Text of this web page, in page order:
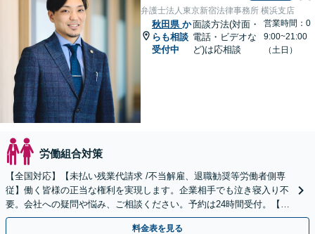
弁護士法人東京新宿法律事務所 横浜支店
秋田県 か
らも相談
受付中
面談方法(対面・
電話・ビデオな
ど)は応相談
営業時間：0
9:00~21:00
（土日）
労働組合対策
【全国対応】【未払い残業代請求 /不当解雇、退職勧奨等労働者側専
従】働く皆様の正当な権利を実現します。企業相手でも泣き寝入り不
要。会社への疑問や悩み、ご相談ください。予約は24時間受付。【初
回面談無料】【夜間・休日対応可】
料金表を見る